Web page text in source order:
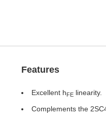
Features
Excellent hFE linearity.
Complements the